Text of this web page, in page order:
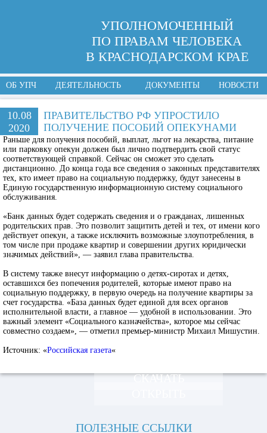
УПОЛНОМОЧЕННЫЙ
ПО ПРАВАМ ЧЕЛОВЕКА
В КРАСНОДАРСКОМ КРАЕ
ОБ УПЧ ДЕЯТЕЛЬНОСТЬ ДОКУМЕНТЫ НОВОСТИ
10.08
2020
ПРАВИТЕЛЬСТВО РФ УПРОСТИЛО
ПОЛУЧЕНИЕ ПОСОБИЙ ОПЕКУНАМИ
Раньше для получения пособий, выплат, льгот на лекарства, питание
или парковку опекун должен был лично подтвердить свой статус
соответствующей справкой. Сейчас он сможет это сделать
дистанционно. До конца года все сведения о законных представителях
тех, кто имеет право на социальную поддержку, будут занесены в
Единую государственную информационную систему социального
обслуживания.
«Банк данных будет содержать сведения и о гражданах, лишенных
родительских прав. Это позволит защитить детей и тех, от имени кого
действует опекун, а также исключить возможные злоупотребления, в
том числе при продаже квартир и совершении других юридически
значимых действий», — заявил глава правительства.
В систему также внесут информацию о детях-сиротах и детях,
оставшихся без попечения родителей, которые имеют право на
социальную поддержку, в первую очередь на получение квартиры за
счет государства. «База данных будет единой для всех органов
исполнительной власти, а главное — удобной в использовании. Это
важный элемент «Социального казначейства», которое мы сейчас
совместно создаем», — отметил премьер-министр Михаил Мишустин.
Источник: «Российская газета«
СКАЧАТЬ
ПОЛЕЗНЫЕ ССЫЛКИ